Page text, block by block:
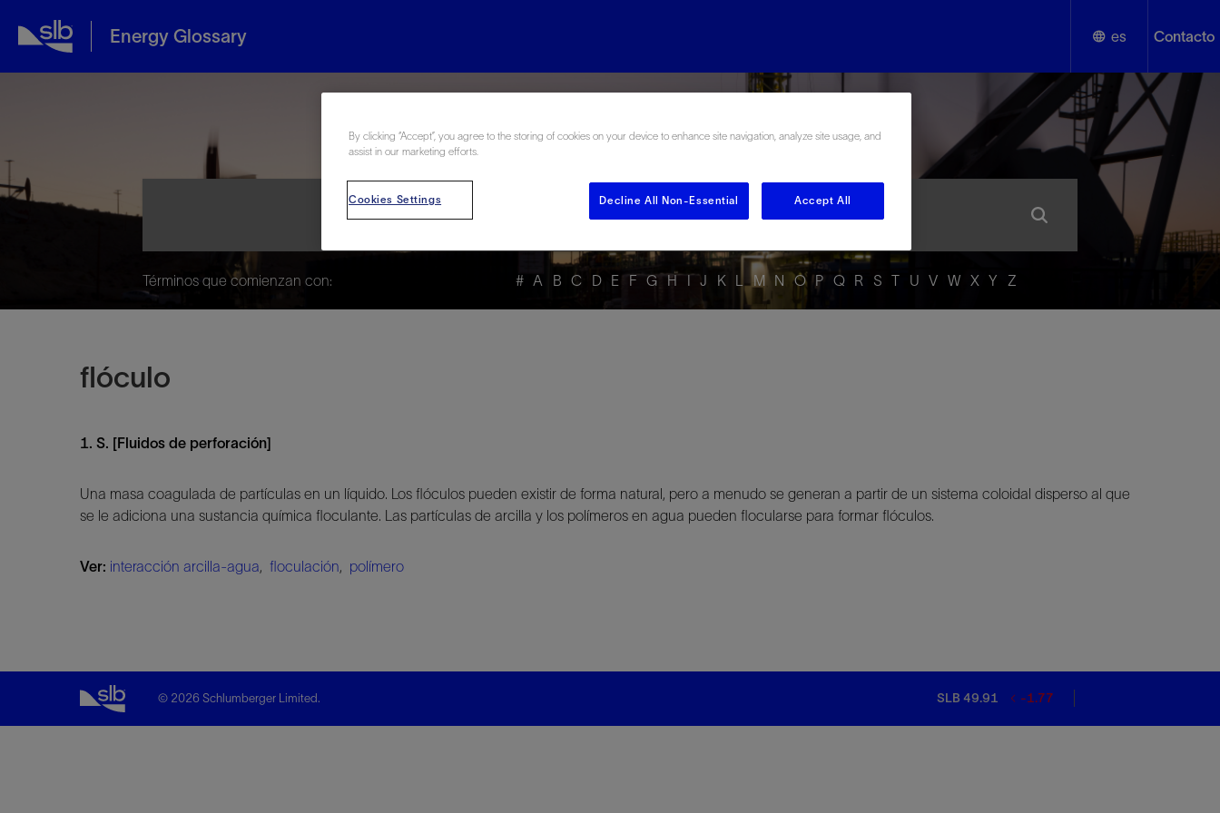
Energy Glossary es
English
Español
Contacto
Energy Glossary en Español
Términos que comienzan con: # A B C D E F G H I J K L M N O P Q R S T U V W X Y Z
flóculo
1. S. [Fluidos de perforación]
Una masa coagulada de partículas en un líquido. Los flóculos pueden existir de forma natural, pero a menudo se generan a partir de un sistema coloidal disperso al que
se le adiciona una sustancia química floculante. Las partículas de arcilla y los polímeros en agua pueden flocularse para formar flóculos.
Ver: interacción arcilla-agua, floculación, polímero
© 2026 Schlumberger Limited. SLB 49.91 -1.77
By clicking “Accept”, you agree to the storing of cookies on your device to enhance site navigation, analyze site usage, and
assist in our marketing efforts.
Cookies Settings Decline All Non-Essential Accept All